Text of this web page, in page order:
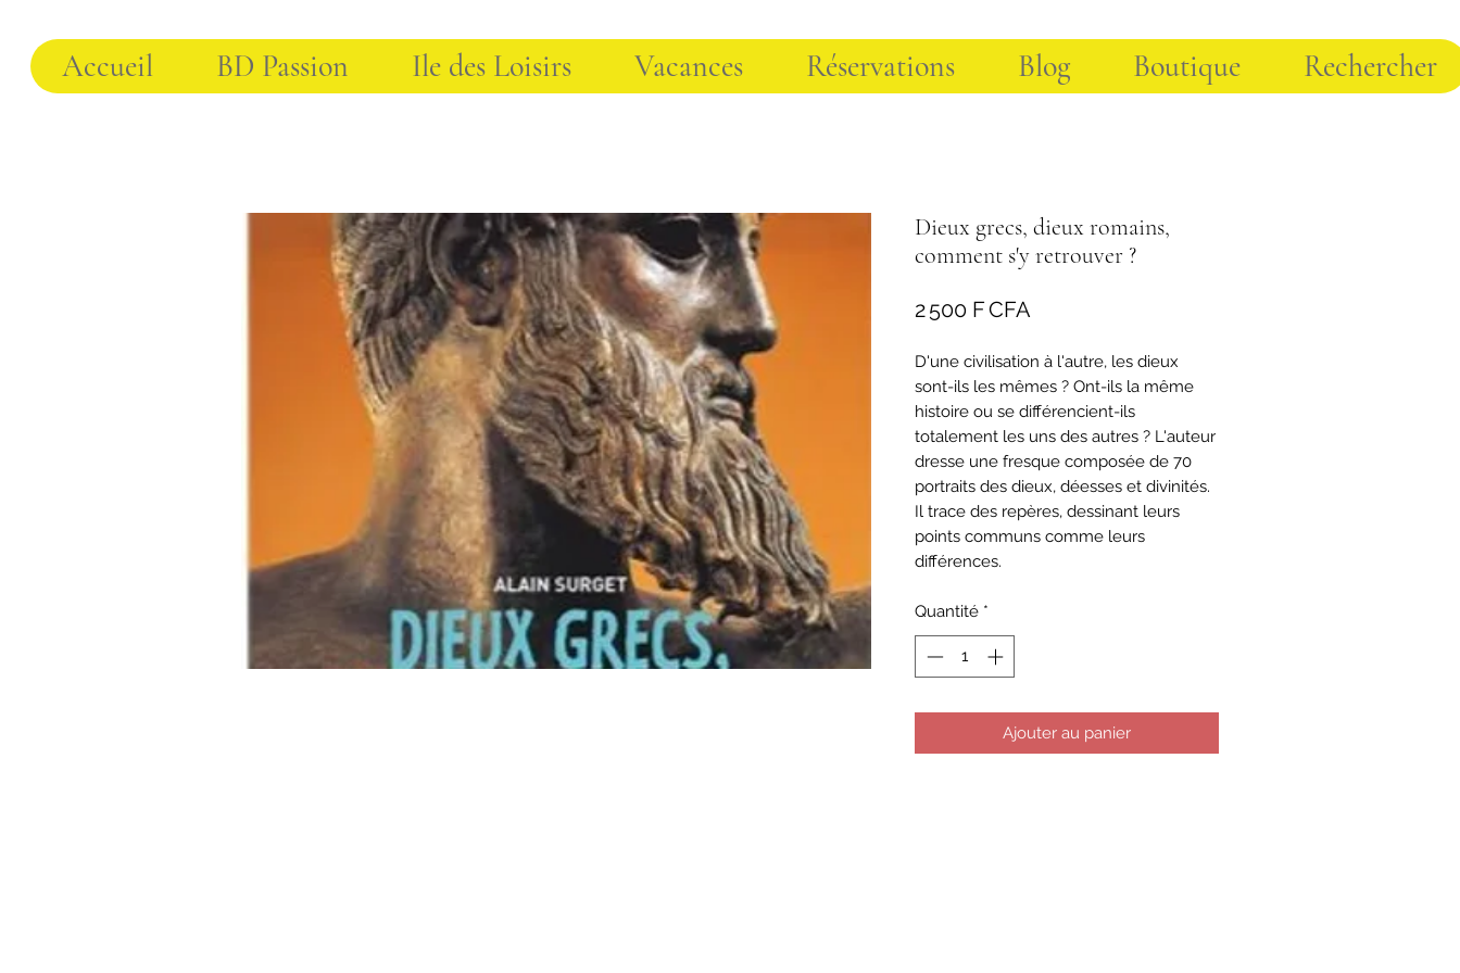
Accueil BD Passion Ile des Loisirs Vacances Réservations Blog Boutique Rechercher
Dieux grecs, dieux romains,
comment s'y retrouver ?
2 500 F CFA
D'une civilisation à l'autre, les dieux
sont-ils les mêmes ? Ont-ils la même
histoire ou se différencient-ils
totalement les uns des autres ? L'auteur
dresse une fresque composée de 70
portraits des dieux, déesses et divinités.
Il trace des repères, dessinant leurs
points communs comme leurs
différences.
Quantité *
Ajouter au panier